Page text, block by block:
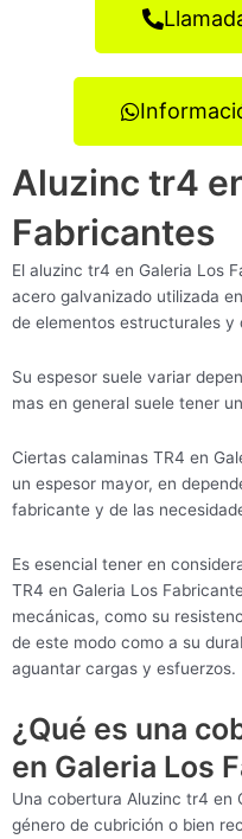
Aluzinc tr4
Fabricantes
El aluzinc tr4 en Galeria Los
acero galvanizado utilizada
de elementos estructurales y
Su espesor suele variar
mas en general suele tener
Ciertas calaminas TR4 en
un espesor mayor, en
fabricante y de las
Es esencial tener en
TR4 en Galeria Los
mecánicas, como su
de este modo como a su
aguantar cargas y esfuerzos.
¿Qué es una
en Galeria Los
Una cobertura Aluzinc tr4 en
género de cubrición o bien